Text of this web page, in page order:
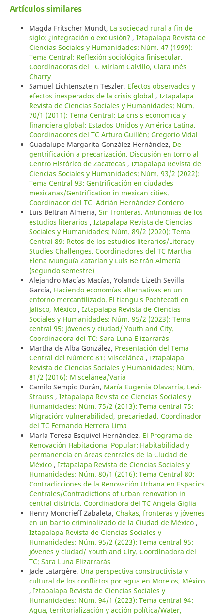
Artículos similares
Magda Fritscher Mundt, La sociedad rural a fin de
siglo: ¿integración o exclusión? , Iztapalapa Revista de
Ciencias Sociales y Humanidades: Núm. 47 (1999):
Tema Central: Reflexión sociológica finisecular.
Coordinadoras del TC Miriam Calvillo, Clara Inés
Charry
Samuel Lichtensztejn Teszler, Efectos observados y
efectos inesperados de la crisis global , Iztapalapa
Revista de Ciencias Sociales y Humanidades: Núm.
70/1 (2011): Tema Central: La crisis económica y
financiera global: Estados Unidos y América Latina.
Coordinadores del TC Arturo Guillén; Gregorio Vidal
Guadalupe Margarita González Hernández, De
gentrificación a precarización. Discusión en torno al
Centro Histórico de Zacatecas , Iztapalapa Revista de
Ciencias Sociales y Humanidades: Núm. 93/2 (2022):
Tema Central 93: Gentrificación en ciudades
mexicanas/Gentrification in mexican cities.
Coordinador del TC: Adrián Hernández Cordero
Luis Beltrán Almería, Sin fronteras. Antinomias de los
estudios literarios , Iztapalapa Revista de Ciencias
Sociales y Humanidades: Núm. 89/2 (2020): Tema
Central 89: Retos de los estudios literarios/Literacy
Studies Challenges. Coordinadores del TC Martha
Elena Munguía Zatarian y Luis Beltrán Almería
(segundo semestre)
Alejandro Macías Macías, Yolanda Lizeth Sevilla
García, Haciendo economías alternativas en un
entorno mercantilizado. El tianguis Pochtecatl en
Jalisco, México , Iztapalapa Revista de Ciencias
Sociales y Humanidades: Núm. 95/2 (2023): Tema
central 95: Jóvenes y ciudad/ Youth and City.
Coordinadora del TC: Sara Luna Elizarrarás
Martha de Alba González, Presentación del Tema
Central del Número 81: Miscelánea , Iztapalapa
Revista de Ciencias Sociales y Humanidades: Núm.
81/2 (2016): Miscelánea/Varia
Camilo Sempio Durán, María Eugenia Olavarría, Levi-
Strauss , Iztapalapa Revista de Ciencias Sociales y
Humanidades: Núm. 75/2 (2013): Tema central 75:
Migración: vulnerabilidad, precariedad. Coordinador
del TC Fernando Herrera Lima
María Teresa Esquivel Hernández, El Programa de
Renovación Habitacional Popular: Habitabilidad y
permanencia en áreas centrales de la Ciudad de
México , Iztapalapa Revista de Ciencias Sociales y
Humanidades: Núm. 80/1 (2016): Tema Central 80:
Contradicciones de la Renovación Urbana en Espacios
Centrales/Contradictions of urban renovation in
central districts. Coordinadora del TC Angela Giglia
Henry Moncrieff Zabaleta, Chakas, fronteras y jóvenes
en un barrio criminalizado de la Ciudad de México ,
Iztapalapa Revista de Ciencias Sociales y
Humanidades: Núm. 95/2 (2023): Tema central 95:
Jóvenes y ciudad/ Youth and City. Coordinadora del
TC: Sara Luna Elizarrarás
Jade Latargère, Una perspectiva constructivista y
cultural de los conflictos por agua en Morelos, México
, Iztapalapa Revista de Ciencias Sociales y
Humanidades: Núm. 94/1 (2023): Tema central 94:
Agua, territorialización y acción política/Water,